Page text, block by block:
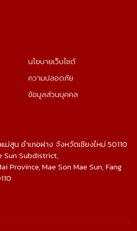
นโยบายเว็บไซต์
ความปลอดภัย
ข้อมูลส่วนบุคคล
สูน อำเภอฝาง จังหวัดเชียงใหม่ 50110
Sun Subdistrict,
Province, Mae Son Mae Sun, Fang